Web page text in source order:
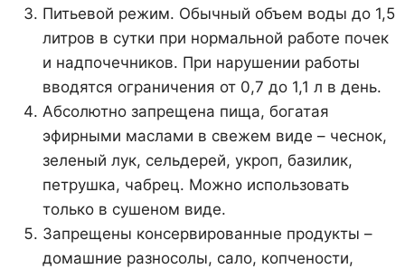
Питьевой режим. Обычный объем воды до 1,5
литров в сутки при нормальной работе почек
и надпочечников. При нарушении работы
вводятся ограничения от 0,7 до 1,1 л в день.
Абсолютно запрещена пища, богатая
эфирными маслами в свежем виде – чеснок,
зеленый лук, сельдерей, укроп, базилик,
петрушка, чабрец. Можно использовать
только в сушеном виде.
Запрещены консервированные продукты –
домашние разносолы, сало, копчености,